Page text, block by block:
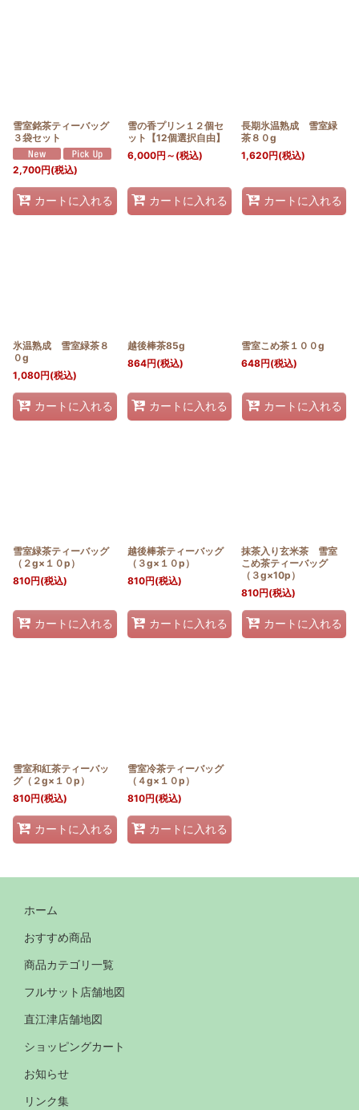
雪室銘茶ティーバッグ
３袋セット
2,700円(税込)
カートに入れる
雪の香プリン１２個セ
ット【12個選択自由】
6,000円 ～ (税込)
カートに入れる
長期氷温熟成 雪室緑
茶８０g
1,620円(税込)
カートに入れる
氷温熟成 雪室緑茶８
０g
1,080円(税込)
カートに入れる
越後棒茶85g
864円(税込)
カートに入れる
雪室こめ茶１００g
648円(税込)
カートに入れる
雪室緑茶ティーバッグ
（２g×１０p）
810円(税込)
カートに入れる
越後棒茶ティーバッグ
（３g×１０p）
810円(税込)
カートに入れる
抹茶入り玄米茶 雪室
こめ茶ティーバッグ
（３g×10p）
810円(税込)
カートに入れる
雪室和紅茶ティーバッ
グ（２g×１０p）
810円(税込)
カートに入れる
雪室冷茶ティーバッグ
（４g×１０p）
810円(税込)
カートに入れる
ホーム
おすすめ商品
商品カテゴリ一覧
フルサット店舗地図
直江津店舗地図
ショッピングカート
お知らせ
リンク集